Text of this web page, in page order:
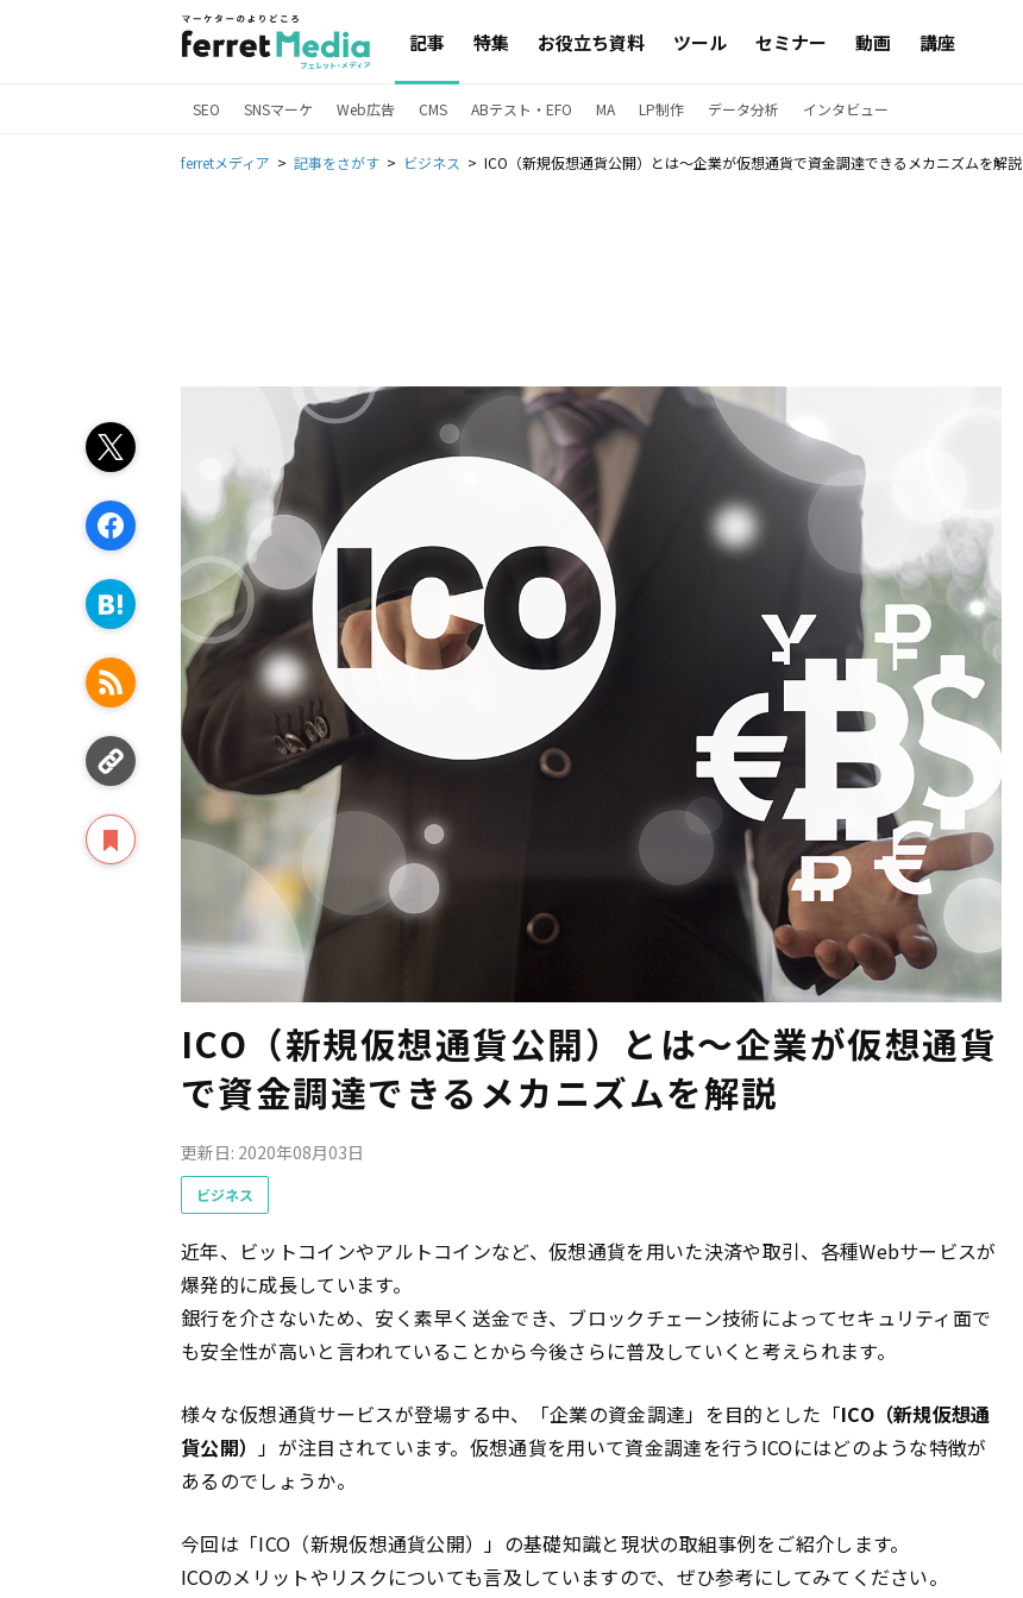
記事 特集 お役立ち資料 ツール セミナー 動画 講座
SEO SNSマーケ Web広告 CMS ABテスト・EFO MA LP制作 データ分析 インタビュー
ferretメディア 記事をさがす ビジネス ICO（新規仮想通貨公開）とは〜企業が仮想通貨で資金調達できるメカニズムを解説
ICO（新規仮想通貨公開）とは〜企業が仮想通貨
で資金調達できるメカニズムを解説
更新日: 2020年08月03日
ビジネス
近年、ビットコインやアルトコインなど、仮想通貨を用いた決済や取引、各種Webサービスが
爆発的に成長しています。
銀行を介さないため、安く素早く送金でき、ブロックチェーン技術によってセキュリティ面で
も安全性が高いと言われていることから今後さらに普及していくと考えられます。
様々な仮想通貨サービスが登場する中、「企業の資金調達」を目的とした「ICO（新規仮想通
貨公開） 」が注目されています。仮想通貨を用いて資金調達を行うICOにはどのような特徴が
あるのでしょうか。
今回は「ICO（新規仮想通貨公開）」の基礎知識と現状の取組事例をご紹介します。
ICOのメリットやリスクについても言及していますので、ぜひ参考にしてみてください。